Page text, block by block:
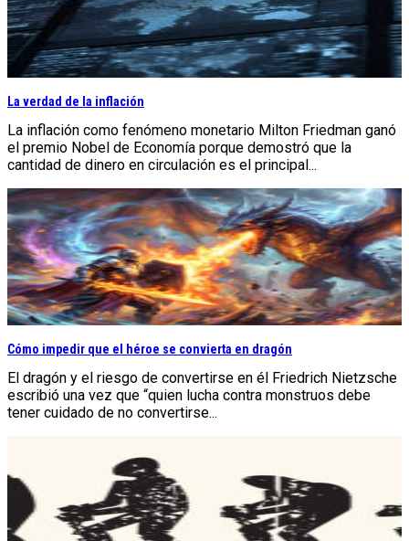
La verdad de la inflación
La inflación como fenómeno monetario Milton Friedman ganó
el premio Nobel de Economía porque demostró que la
cantidad de dinero en circulación es el principal...
Cómo impedir que el héroe se convierta en dragón
El dragón y el riesgo de convertirse en él Friedrich Nietzsche
escribió una vez que “quien lucha contra monstruos debe
tener cuidado de no convertirse...